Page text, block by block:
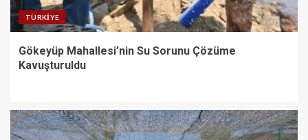
TÜRKIYE
Gökeyüp Mahallesi’nin Su Sorunu Çözüme
Kavuşturuldu